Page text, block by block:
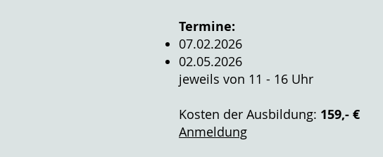
Termine:
07.02.2026
02.05.2026
jeweils von 11 - 16 Uhr
Kosten der Ausbildung: 159,- €
Anmeldung